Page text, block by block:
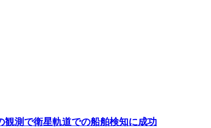
測で衛星軌道での船舶検知に成功